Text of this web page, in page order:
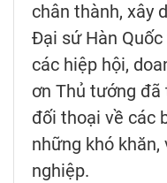
chân thành, xây
Đại sứ Hàn
các hiệp hội,
ơn Thủ tướng
đối thoại về các
những khó
nghiệp.